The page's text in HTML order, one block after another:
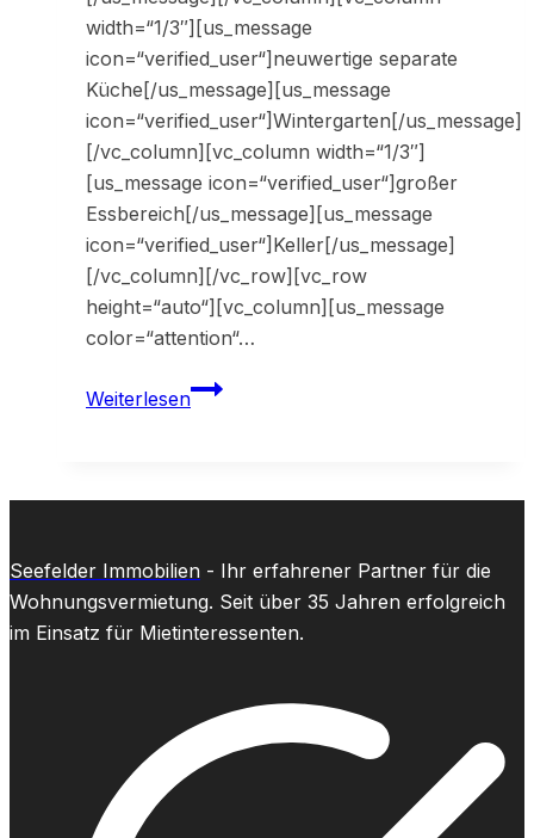
width=“1/3″][us_message
icon=“verified_user“]neuwertige separate
Küche[/us_message][us_message
icon=“verified_user“]Wintergarten[/us_message]
[/vc_column][vc_column width=“1/3″]
[us_message icon=“verified_user“]großer
Essbereich[/us_message][us_message
icon=“verified_user“]Keller[/us_message]
[/vc_column][/vc_row][vc_row
height=“auto“][vc_column][us_message
color=“attention“…
Weiterlesen33246
Seefelder Immobilien - Ihr erfahrener Partner für die
Wohnungsvermietung. Seit über 35 Jahren erfolgreich
im Einsatz für Mietinteressenten.